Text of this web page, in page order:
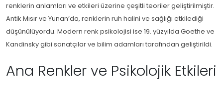
renklerin anlamları ve etkileri üzerine çeşitli teoriler geliştirilmiştir.
Antik Mısır ve Yunan’da, renklerin ruh halini ve sağlığı etkilediği
düşünülüyordu. Modern renk psikolojisi ise 19. yüzyılda Goethe ve
Kandinsky gibi sanatçılar ve bilim adamları tarafından geliştirildi.
Ana Renkler ve Psikolojik Etkileri